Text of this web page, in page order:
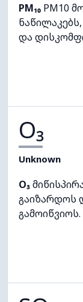
PM₁₀ PM10
და
O₃
Unknown
O₃
გაიზარდოს
გამოიწვიოს.